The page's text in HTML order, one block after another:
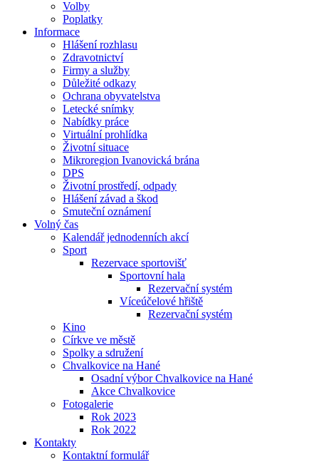
Volby
Poplatky
Informace
Hlášení rozhlasu
Zdravotnictví
Firmy a služby
Důležité odkazy
Ochrana obyvatelstva
Letecké snímky
Nabídky práce
Virtuální prohlídka
Životní situace
Mikroregion Ivanovická brána
DPS
Životní prostředí, odpady
Hlášení závad a škod
Smuteční oznámení
Volný čas
Kalendář jednodenních akcí
Sport
Rezervace sportovišť
Sportovní hala
Rezervační systém
Víceúčelové hřiště
Rezervační systém
Kino
Církve ve městě
Spolky a sdružení
Chvalkovice na Hané
Osadní výbor Chvalkovice na Hané
Akce Chvalkovice
Fotogalerie
Rok 2023
Rok 2022
Kontakty
Kontaktní formulář